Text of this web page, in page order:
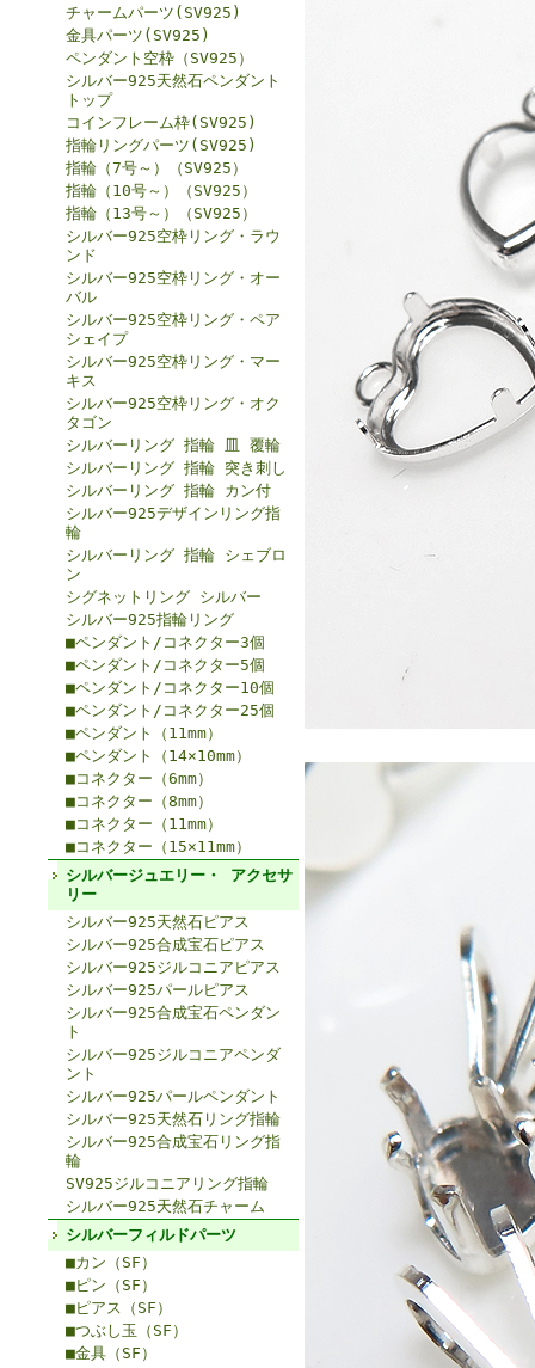
チャームパーツ(SV925)
金具パーツ(SV925)
ペンダント空枠（SV925）
シルバー925天然石ペンダント
トップ
コインフレーム枠(SV925)
指輪リングパーツ(SV925)
指輪（7号～）（SV925）
指輪（10号～）（SV925）
指輪（13号～）（SV925）
シルバー925空枠リング・ラウ
ンド
シルバー925空枠リング・オー
バル
シルバー925空枠リング・ペア
シェイプ
シルバー925空枠リング・マー
キス
シルバー925空枠リング・オク
タゴン
シルバーリング 指輪 皿 覆輪
シルバーリング 指輪 突き刺し
シルバーリング 指輪 カン付
シルバー925デザインリング指
輪
シルバーリング 指輪 シェブロ
ン
シグネットリング シルバー
シルバー925指輪リング
■ペンダント/コネクター3個
■ペンダント/コネクター5個
■ペンダント/コネクター10個
■ペンダント/コネクター25個
■ペンダント（11mm）
■ペンダント（14×10mm）
■コネクター（6mm）
■コネクター（8mm）
■コネクター（11mm）
■コネクター（15×11mm）
シルバージュエリー・ アクセサ
リー
シルバー925天然石ピアス
シルバー925合成宝石ピアス
シルバー925ジルコニアピアス
シルバー925パールピアス
シルバー925合成宝石ペンダン
ト
シルバー925ジルコニアペンダ
ント
シルバー925パールペンダント
シルバー925天然石リング指輪
シルバー925合成宝石リング指
輪
SV925ジルコニアリング指輪
シルバー925天然石チャーム
シルバーフィルドパーツ
■カン（SF）
■ピン（SF）
■ピアス（SF）
■つぶし玉（SF）
■金具（SF）